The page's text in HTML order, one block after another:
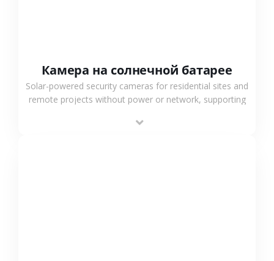
Камера на солнечной батарее
Solar-powered security cameras for residential sites and
remote projects without power or network, supporting
outdoor monitoring.